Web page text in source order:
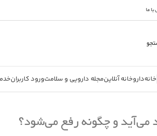
ما
خانهداروخانه آنلاینمجله دارویی و سلامتورود کاربران
و چگونه رفع می‌شود؟